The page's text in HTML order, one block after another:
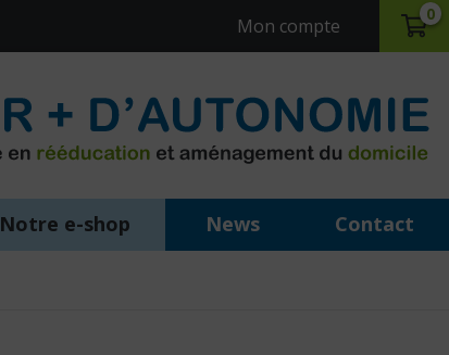
Mon compte
0
Notre e-shop News Contact